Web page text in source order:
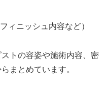
ィニッシュ内容など）
トの容姿や施術内容、密
まとめています。